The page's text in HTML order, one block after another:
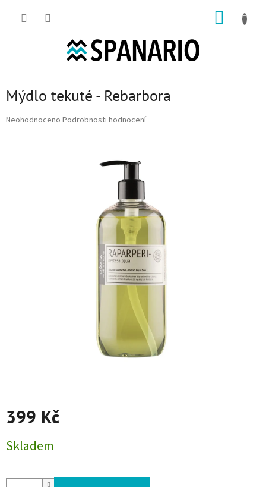
Mýdlo tekuté - Rebarbora
Průměrné hodnocení produktu je 0,0 z 5 hvězdiček.
Neohodnoceno Podrobnosti hodnocení
399 Kč
Skladem